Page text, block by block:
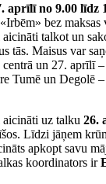
aprīlī no 9.00 līdz
bez
talkot un
tās. Maisus var
un 27. aprīlī
Tumē un Degolē –
uz talku 26.
Līdzi jāņem
apkopt savu
koordinators ir